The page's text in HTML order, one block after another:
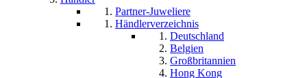
Partner-Juweliere
Händlerverzeichnis
Deutschland
Belgien
Großbritannien
Hong Kong